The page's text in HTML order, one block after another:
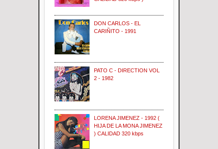
DON CARLOS - EL
CARIÑITO - 1991
PATO C - DIRECTION VOL
2 - 1982
LORENA JIMENEZ - 1992 (
HIJA DE LA MONA JIMENEZ
) CALIDAD 320 kbps